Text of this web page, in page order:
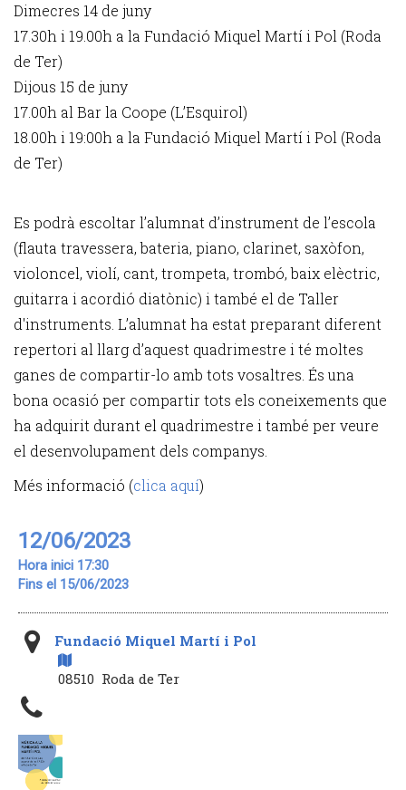
Dimecres 14 de juny
17.30h i 19.00h a la Fundació Miquel Martí i Pol (Roda
de Ter)
Dijous 15 de juny
17.00h al Bar la Coope (L’Esquirol)
18.00h i 19:00h a la Fundació Miquel Martí i Pol (Roda
de Ter)
Es podrà escoltar l’alumnat d’instrument de l’escola
(flauta travessera, bateria, piano, clarinet, saxòfon,
violoncel, violí, cant, trompeta, trombó, baix elèctric,
guitarra i acordió diatònic) i també el de Taller
d'instruments. L’alumnat ha estat preparant diferent
repertori al llarg d’aquest quadrimestre i té moltes
ganes de compartir-lo amb tots vosaltres. És una
bona ocasió per compartir tots els coneixements que
ha adquirit durant el quadrimestre i també per veure
el desenvolupament dels companys.
Més informació (clica aquí)
12/06/2023
Hora inici 17:30
Fins el 15/06/2023
Fundació Miquel Martí i Pol
08510 Roda de Ter